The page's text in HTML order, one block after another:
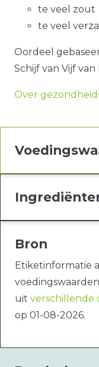
te veel zout
te veel
Oordeel
Schijf van Vijf
Over
Bron
Etiketinformatie
uit verschillende
op 01-08-2026.